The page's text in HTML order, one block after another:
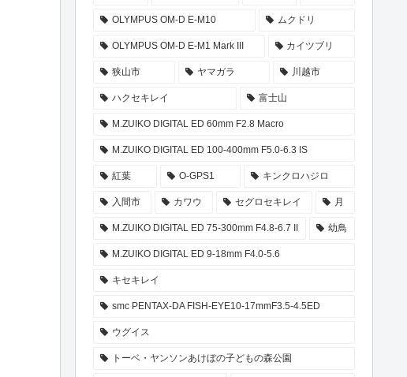
OLYMPUS OM-D E-M10 ムクドリ
OLYMPUS OM-D E-M1 Mark III カイツブリ
狭山市 ヤマガラ 川越市
ハクセキレイ 富士山
M.ZUIKO DIGITAL ED 60mm F2.8 Macro
M.ZUIKO DIGITAL ED 100-400mm F5.0-6.3 IS
紅葉 O-GPS1 キンクロハジロ
入間市 カワウ セグロセキレイ 月
M.ZUIKO DIGITAL ED 75-300mm F4.8-6.7 II 幼鳥
M.ZUIKO DIGITAL ED 9-18mm F4.0-5.6
キセキレイ
smc PENTAX-DA FISH-EYE10-17mmF3.5-4.5ED
ウグイス
トーベ・ヤンソンあけぼの子どもの森公園